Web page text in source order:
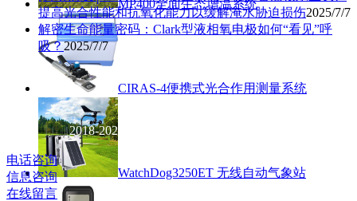
MP400全面生态增温系统
CIRAS-4便携式光合作用测量系统
WatchDog3250ET 无线自动气象站
提高光合性能和抗氧化能力以缓解淹水胁迫损伤2025/7/7
解密生命能量密码：Clark型液相氧电极如何“看见”呼
吸？2025/7/7
北京
2018-2021 版权
电话咨询
信息咨询
在线留言